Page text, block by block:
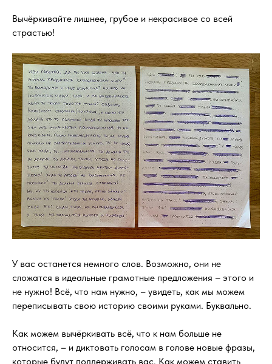
Вычёркивайте лишнее, грубое и некрасивое со всей
страстью!
У вас останется немного слов. Возможно, они не
сложатся в идеальные грамотные предложения – этого и
не нужно! Всё, что нам нужно, – увидеть, как мы можем
переписывать свою историю своими руками. Буквально.
Как можем вычёркивать всё, что к нам больше не
относится, – и диктовать голосам в голове новые фразы,
которые будут поддерживать вас. Как можем ставить